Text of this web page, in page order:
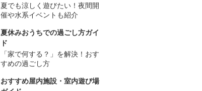
夏でも涼しく遊びたい！夜間開
催や水系イベントも紹介
夏休みおうちでの過ごし方ガイ
ド
「家で何する？」を解決！おす
すめの過ごし方
おすすめ屋内施設・室内遊び場